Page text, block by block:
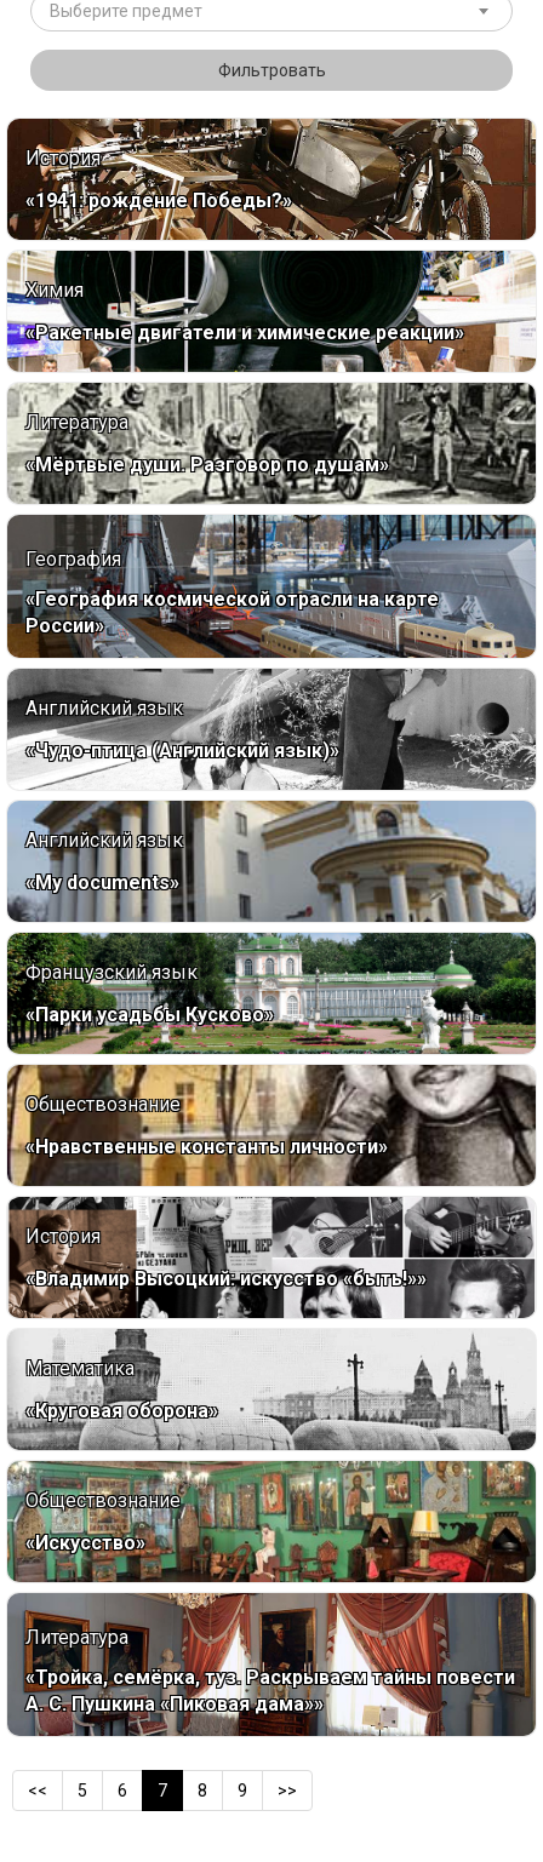
Выберите предмет
Фильтровать
История
«1941: рождение Победы?»
Химия
«Ракетные двигатели и химические реакции»
Литература
«Мёртвые души. Разговор по душам»
География
«География космической отрасли на карте
России»
Английский язык
«Чудо-птица (Английский язык)»
Английский язык
«My documents»
Французский язык
«Парки усадьбы Кусково»
Обществознание
«Нравственные константы личности»
История
«Владимир Высоцкий: искусство «быть!»»
Математика
«Круговая оборона»
Обществознание
«Искусство»
Литература
«Тройка, семёрка, туз. Раскрываем тайны повести
А. С. Пушкина «Пиковая дама»»
<< 5 6 7 8 9 >>